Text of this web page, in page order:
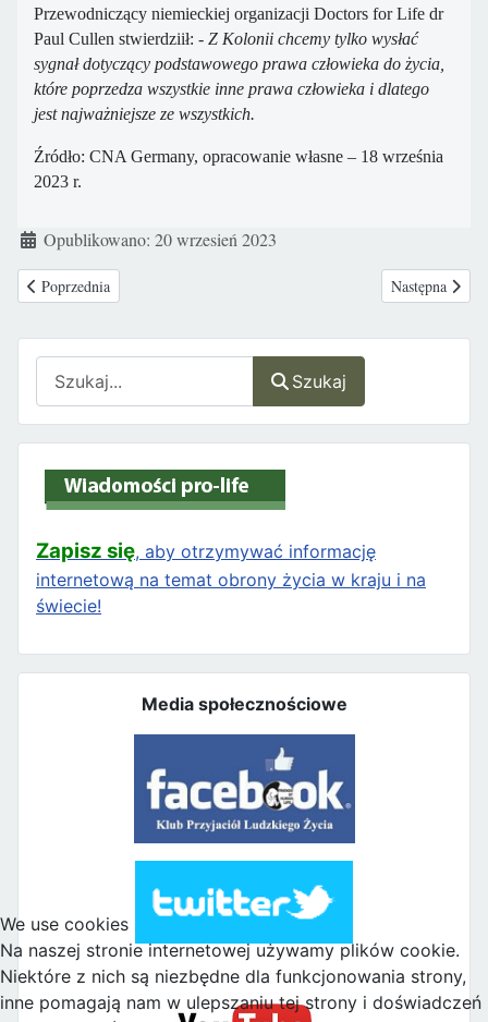
Szukaj
Zapisz się, aby otrzymywać informację
internetową na temat obrony życia w kraju i na
świecie!
Media społecznościowe
Przewodniczący niemieckiej organizacji Doctors for Life dr
Paul Cullen stwierdziił: - Z Kolonii chcemy tylko wysłać
sygnał dotyczący podstawowego prawa człowieka do życia,
które poprzedza wszystkie inne prawa człowieka i dlatego
jest najważniejsze ze wszystkich.
Źródło: CNA Germany, opracowanie własne – 18 września
2023 r.
Szczegóły
Opublikowano: 20 wrzesień 2023
Poprzednia strona: Zapraszamy na najnowszy live pt. Moje ciało należy
Poprzednia Następna
Następna
We use cookies
Na naszej stronie internetowej używamy plików cookie.
Niektóre z nich są niezbędne dla funkcjonowania strony,
inne pomagają nam w ulepszaniu tej strony i doświadczeń